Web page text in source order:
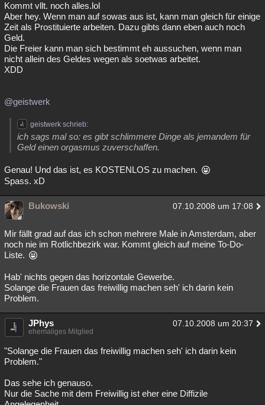
Kommt vllt. noch alles.lol
Aber hey. Wenn man auf sowas aus ist, kann man gleich für einige
Zeit als Prostituierte arbeiten. Dazu gibts dann eben auch noch
Geld.
Die Freier kann man sich bestimmt eh aussuchen, wenn man
nicht allein des Geldes wegen als soetwas arbeitet.
XDD
@geistwerk
geistwerk schrieb:
ich sags mal so: es gibt schlimmere Dinge als jemandem für
Geld einen orgasmus zuverschaffen.
Genau! Und das ist, es KOSTENLOS zu machen.
Spass. xD
Bukowski 07.10.2008 um 17:08
Mir fällt grad auf das ich schon mehrere Male in Amsterdam, aber
noch nie im Rotlichbezirk war. Kommt gleich auf meine To-Do-
Liste.
Hab' nichts gegen das horizontale Gewerbe.
Solange die Frauen das freiwillig machen seh' ich darin kein
Problem.
JPhys 07.10.2008 um 20:37
ehemaliges Mitglied
"Solange die Frauen das freiwillig machen seh' ich darin kein
Problem."
Das sehe ich genauso.
Nur die Sache mit dem Freiwillig ist eher eine Diffizile